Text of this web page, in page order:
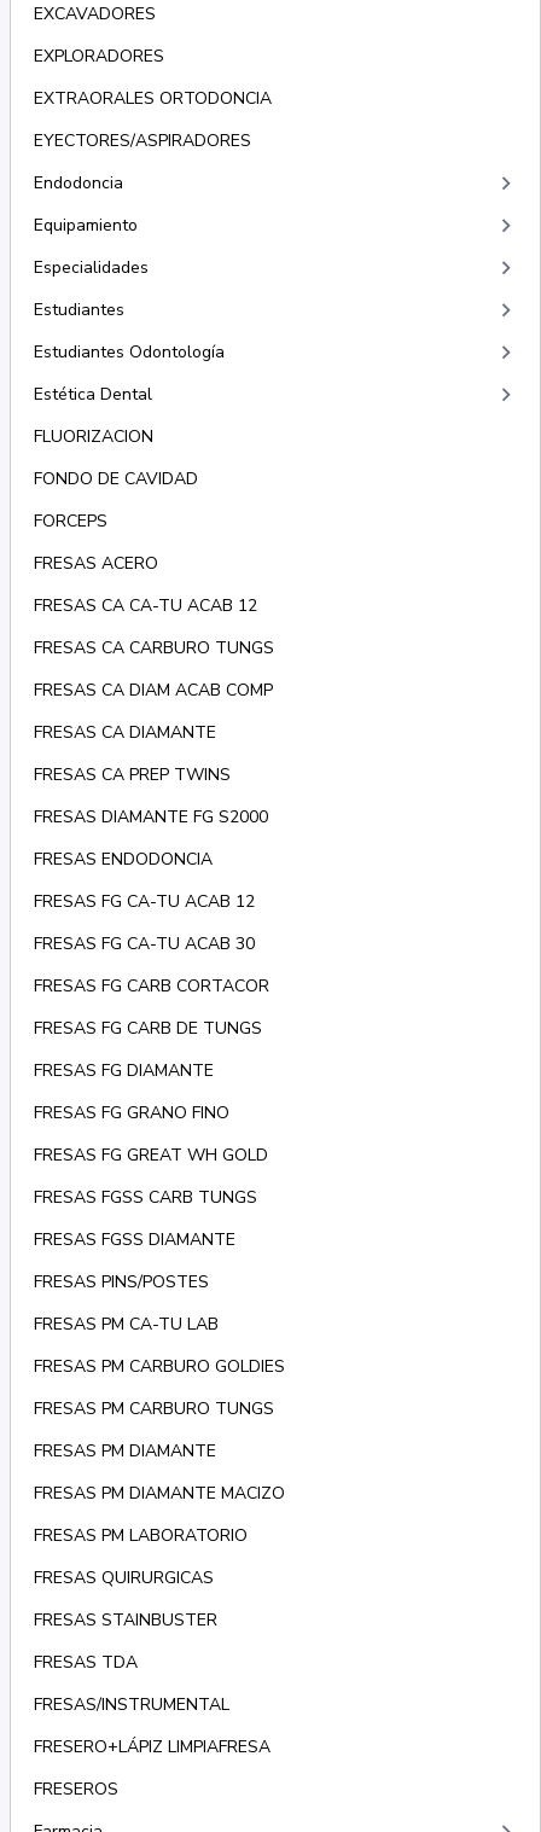
EXCAVADORES
EXPLORADORES
EXTRAORALES ORTODONCIA
EYECTORES/ASPIRADORES
Endodoncia
keyboard_arrow_right
Equipamiento keyboard_arrow_right
Especialidades keyboard_arrow_right
Estudiantes keyboard_arrow_right
Estudiantes Odontología keyboard_arrow_right
Estética Dental keyboard_arrow_right
FLUORIZACION
FONDO DE CAVIDAD
FORCEPS
FRESAS ACERO
FRESAS CA CA-TU ACAB 12
FRESAS CA CARBURO TUNGS
FRESAS CA DIAM ACAB COMP
FRESAS CA DIAMANTE
FRESAS CA PREP TWINS
FRESAS DIAMANTE FG S2000
FRESAS ENDODONCIA
FRESAS FG CA-TU ACAB 12
FRESAS FG CA-TU ACAB 30
FRESAS FG CARB CORTACOR
FRESAS FG CARB DE TUNGS
FRESAS FG DIAMANTE
FRESAS FG GRANO FINO
FRESAS FG GREAT WH GOLD
FRESAS FGSS CARB TUNGS
FRESAS FGSS DIAMANTE
FRESAS PINS/POSTES
FRESAS PM CA-TU LAB
FRESAS PM CARBURO GOLDIES
FRESAS PM CARBURO TUNGS
FRESAS PM DIAMANTE
FRESAS PM DIAMANTE MACIZO
FRESAS PM LABORATORIO
FRESAS QUIRURGICAS
FRESAS STAINBUSTER
FRESAS TDA
FRESAS/INSTRUMENTAL
FRESERO+LÁPIZ LIMPIAFRESA
FRESEROS